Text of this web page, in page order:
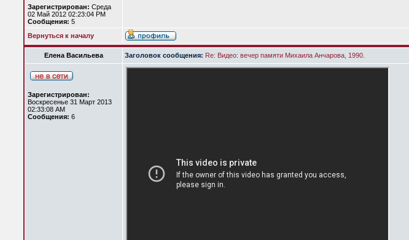
Зарегистрирован: Среда
02 Май 2012 02:23:04 PM
Сообщения: 5
Вернуться к началу
Елена Васильева Заголовок сообщения: Re: Видео: вечер памяти Михаила Анчарова, 1990.
Зарегистрирован:
Воскресенье 31 Март 2013
02:33:08 AM
Сообщения: 6